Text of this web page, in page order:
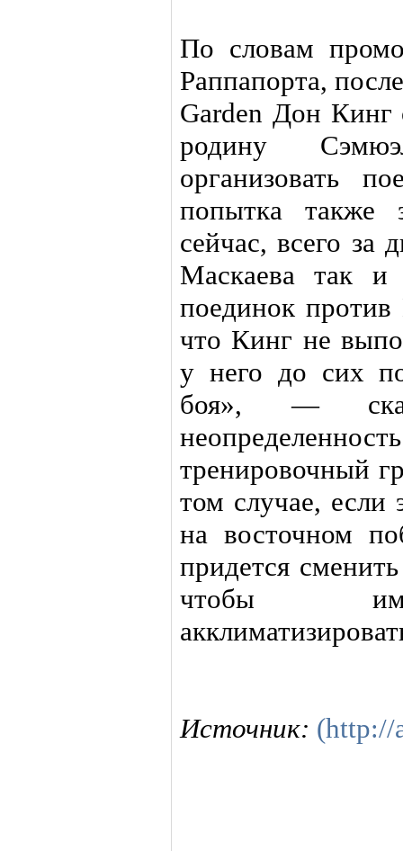
По словам
Раппапорта,
Garden Дон Кинг
родину
организовать
попытка также
сейчас, всего за
Маскаева так и
поединок
что Кинг не
у него до сих
боя», —
тренировочный
том случае, если
на восточном
придется
чтобы
Источник: (http://